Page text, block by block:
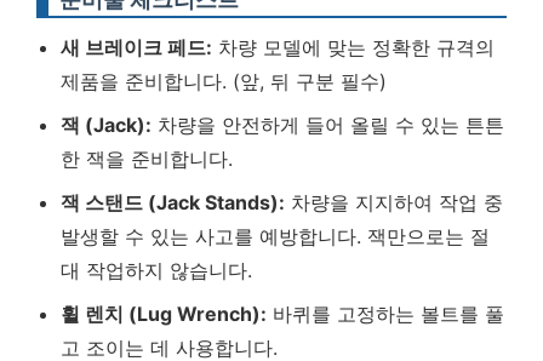
새 브레이크 페드: 차량 모델에 맞는 정확한 규격의
제품을 준비합니다. (앞, 뒤 구분 필수)
잭 (Jack): 차량을 안전하게 들어 올릴 수 있는 튼튼
한 잭을 준비합니다.
잭 스탠드 (Jack Stands): 차량을 지지하여 작업 중
발생할 수 있는 사고를 예방합니다. 잭만으로는 절
대 작업하지 않습니다.
휠 렌치 (Lug Wrench): 바퀴를 고정하는 볼트를 풀
고 조이는 데 사용합니다.